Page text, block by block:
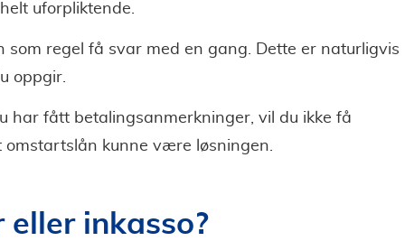
uforpliktende.
som regel få svar med en gang. Dette er naturligvis
oppgir.
har fått betalingsanmerkninger, vil du ikke få
omstartslån kunne være løsningen.
eller inkasso?